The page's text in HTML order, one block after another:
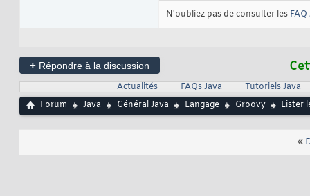
N'oubliez pas de consulter les FAQ
+ Répondre à la discussion
Actualités FAQs Java Tutoriels Java
Forum
Java Général Java Langage Groovy Lister
«